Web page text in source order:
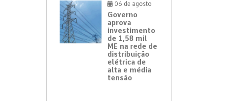
06 de agosto
Governo
aprova
investimento
de 1,58 mil
ME na rede de
distribuição
elétrica de
alta e média
tensão